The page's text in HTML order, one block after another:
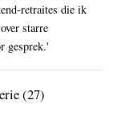
retraites die ik
starre
gesprek.'
(27)